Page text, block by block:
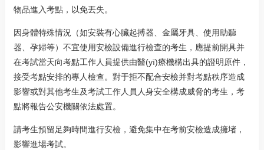
物品進入考點，以免丟失。
因身體特殊情況（如安裝有心臟起搏器、金屬牙具、使用助聽
器、孕婦等）不宜使用安檢設備進行檢查的考生，應提前開具并
在考試當天向考點工作人員提供由醫(yī)療機構出具的證明原件，
接受考點安排的專人檢查。對于拒不配合安檢并對考點秩序造成
影響或對其他考生及考試工作人員人身安全構成威脅的考生，考
點將報告公安機關依法處置。
請考生預留足夠時間進行安檢，避免集中在考前安檢造成擁堵，
影響進場考試。